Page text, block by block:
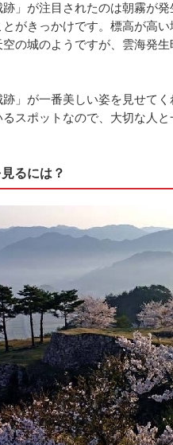
跡」が注目されたのは朝霧が
とがきっかけです。標高が高
空の城のようですが、雲海発
跡」が一番美しい姿を見せて
るスポットなので、大切な人
るには？